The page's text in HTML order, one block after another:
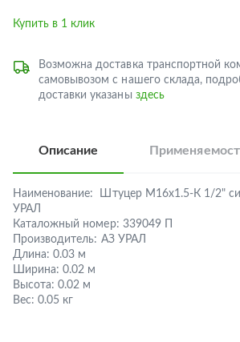
Купить в 1 клик
Возможна доставка транспортной
самовывозом с нашего склада,
доставки указаны здесь
Описание
Наименование:
Штуцер М16х1.5-К 1/2"
УРАЛ
Каталожный номер: 339049 П
Производитель: АЗ УРАЛ
Длина: 0.03 м
Ширина: 0.02 м
Высота: 0.02 м
Вес: 0.05 кг